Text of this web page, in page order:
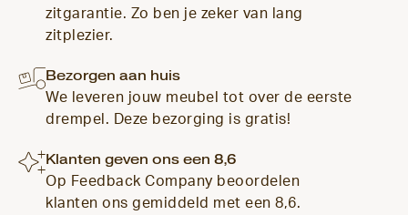
zitgarantie. Zo ben je zeker van lang
zitplezier.
Bezorgen aan huis
We leveren jouw meubel tot over de eerste
drempel. Deze bezorging is gratis!
Klanten geven ons een 8,6
Op Feedback Company beoordelen
klanten ons gemiddeld met een 8,6.